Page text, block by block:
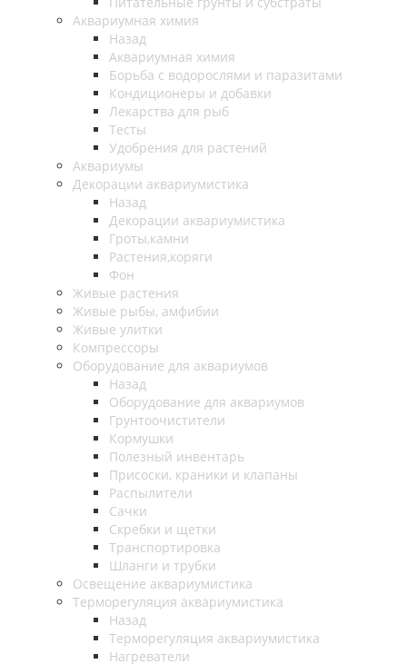
Аквариумная химия
Назад
Аквариумная химия
Борьба с водорослями и паразитами
Кондиционеры и добавки
Лекарства для рыб
Тесты
Удобрения для растений
Аквариумы
Декорации аквариумистика
Назад
Декорации аквариумистика
Гроты,камни
Растения,коряги
Фон
Живые растения
Живые рыбы, амфибии
Живые улитки
Компрессоры
Оборудование для аквариумов
Назад
Оборудование для аквариумов
Грунтоочистители
Кормушки
Полезный инвентарь
Присоски, краники и клапаны
Распылители
Сачки
Скребки и щетки
Транспортировка
Шланги и трубки
Освещение аквариумистика
Терморегуляция аквариумистика
Назад
Терморегуляция аквариумистика
Нагреватели